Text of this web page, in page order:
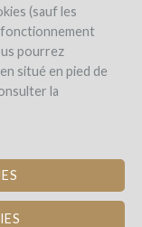
(sauf les
pourrez
situé en pied de
la